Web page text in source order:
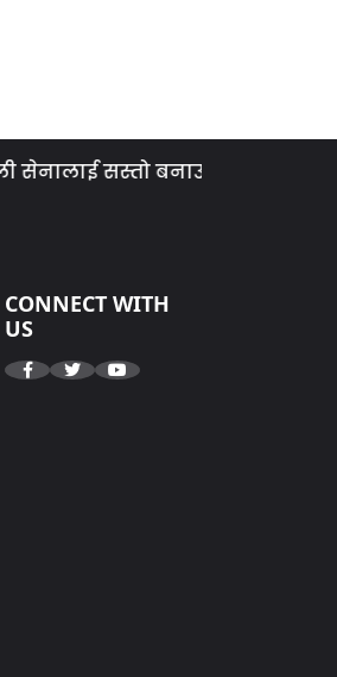
सस्तो बनाउने काम गर्‍यो :
CONNECT WITH
US